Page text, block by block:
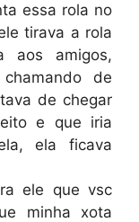
essa rola no
tirava a rola
aos amigos,
de
de chegar
e que iria
ela ficava
ele que vsc
minha xota